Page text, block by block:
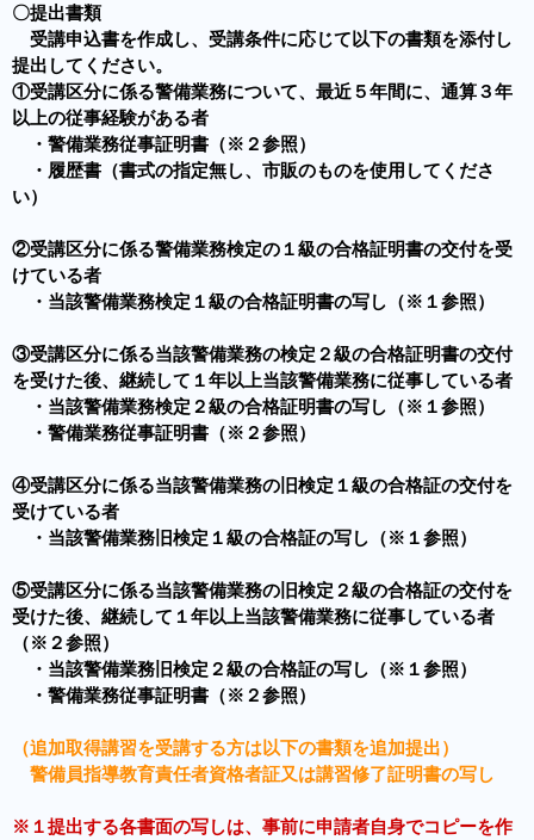
〇提出書類
受講申込書を作成し、受講条件に応じて以下の書類を添付し
提出してください。
①受講区分に係る警備業務について、最近５年間に、通算３年
以上の従事経験がある者
・警備業務従事証明書（※２参照）
・履歴書（書式の指定無し、市販のものを使用してくださ
い）
②受講区分に係る警備業務検定の１級の合格証明書の交付を受
けている者
・当該警備業務検定１級の合格証明書の写し（※１参照）
③受講区分に係る当該警備業務の検定２級の合格証明書の交付
を受けた後、継続して１年以上当該警備業務に従事している者
・当該警備業務検定２級の合格証明書の写し（※１参照）
・警備業務従事証明書（※２参照）
④受講区分に係る当該警備業務の旧検定１級の合格証の交付を
受けている者
・当該警備業務旧検定１級の合格証の写し（※１参照）
⑤受講区分に係る当該警備業務の旧検定２級の合格証の交付を
受けた後、継続して１年以上当該警備業務に従事している者
（※２参照）
・当該警備業務旧検定２級の合格証の写し（※１参照）
・警備業務従事証明書（※２参照）
（追加取得講習を受講する方は以下の書類を追加提出）
警備員指導教育責任者資格者証又は講習修了証明書の写し
※１提出する各書面の写しは、事前に申請者自身でコピーを作